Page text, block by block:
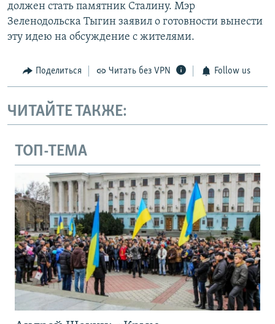
должен стать памятник Сталину. Мэр
Зеленодольска Тыгин заявил о готовности вынести
эту идею на обсуждение с жителями.
Поделиться Читать без VPN Follow us
ЧИТАЙТЕ ТАКЖЕ:
ТОП-ТЕМА